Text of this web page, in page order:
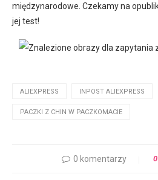
międzynarodowe. Czekamy na
jej test!
ALIEXPRESS INPOST ALIEXPRESS
PACZKI Z CHIN W PACZKOMACIE
0 komentarzy 0